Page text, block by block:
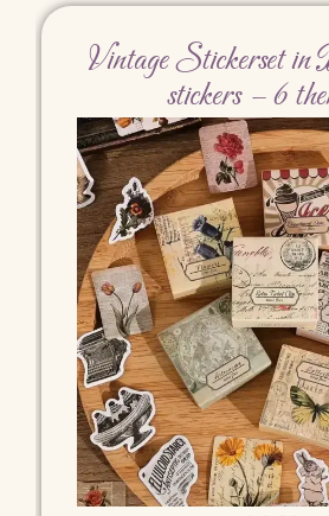
Vintage Stickerset in
stickers – 6